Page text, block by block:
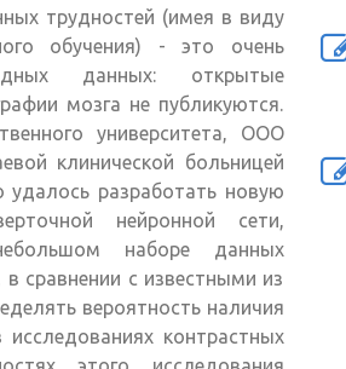
трудностей (имея в виду
обучения) - это очень
данных: открытые
мозга не публикуются.
университета, ООО
клинической больницей
разработать новую
нейронной сети,
наборе данных
сравнении с известными из
вероятность наличия
контрастных